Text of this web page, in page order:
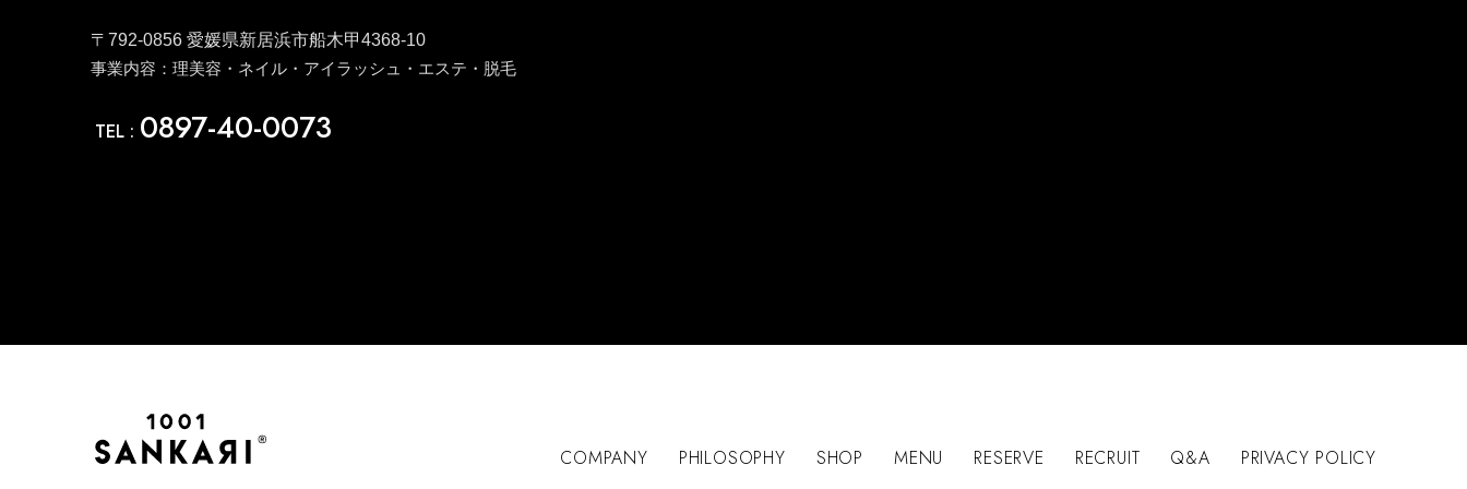
〒792-0856 愛媛県新居浜市船木甲4368-10
事業内容：理美容・ネイル・アイラッシュ・エステ・脱毛
TEL : 0897-40-0073
COMPANY PHILOSOPHY SHOP MENU RESERVE RECRUIT Q&A PRIVACY POLICY